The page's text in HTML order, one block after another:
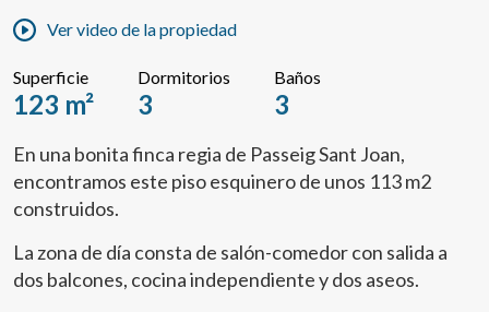
Ver video de la propiedad
Superficie
123 m²
Dormitorios
3
Baños
3
En una bonita finca regia de Passeig Sant Joan,
encontramos este piso esquinero de unos 113 m2
construidos.
La zona de día consta de salón-comedor con salida a
dos balcones, cocina independiente y dos aseos.